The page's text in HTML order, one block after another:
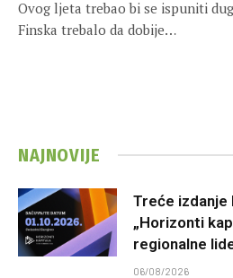
Ovog ljeta trebao bi se ispuniti
Finska trebalo da dobije…
NAJNOVIJE
Treće
„Horizonti
regionalne
06/08/2026